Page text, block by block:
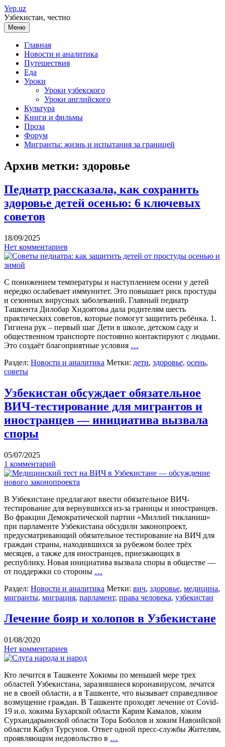
Перейти
к
содержимому
Yep.uz
Узбекистан, честно
Меню
Главная
Новости и аналитика
Путешествия
Еда
Уроки
Уроки узбекского
Уроки английского
Культура
Книги и фильмы
Проза
Форум
Мигранты: жизнь и испытания за границей
Архив метки: здоровье
Педиатр рассказала, как сохранить
здоровье детей осенью: 6 ключевых
советов
18/09/2025
Нет комментариев
С понижением температуры и наступлением осени у детей
нередко ослабевает иммунитет. Это повышает риск простуды
и сезонных вирусных заболеваний. Главный педиатр
Ташкента Дилобар Хидоятова дала родителям шесть
практических советов, которые помогут защитить ребёнка. 1.
Гигиена рук – первый шаг Дети в школе, детском саду и
общественном транспорте постоянно контактируют с людьми.
Это создаёт благоприятные условия …
Раздел: Новости и аналитика Метки: дети, здоровье, осень,
советы
Узбекистан обсуждает обязательное
ВИЧ-тестирование для мигрантов и
иностранцев — инициатива вызвала
споры
05/07/2025
1 комментарий
В Узбекистане предлагают ввести обязательное ВИЧ-
тестирование для вернувшихся из-за границы и иностранцев.
Во фракции Демократической партии «Миллий тикланиш»
при парламенте Узбекистана обсудили законопроект,
предусматривающий обязательное тестирование на ВИЧ для
граждан страны, находившихся за рубежом более трёх
месяцев, а также для иностранцев, приезжающих в
республику. Новая инициатива вызвала споры в обществе —
от поддержки со стороны …
Раздел: Новости и аналитика Метки: вич, здоровье, медицина,
мигранты, миграция, парламент, права человека, узбекистан
Лечение бояр и холопов в Узбекистане
01/08/2020
Нет комментариев
Кто лечится в Ташкенте Хокимы по меньшей мере трех
областей Узбекистана, заразившиеся коронавирусом, лечатся
не в своей области, а в Ташкенте, что вызывает справедливое
возмущение граждан. В Ташкенте проходят лечение от Covid-
19 и.о. хокима Бухарской области Карим Камалов, хоким
Сурхандарьинской области Тора Боболов и хоким Навоийской
области Кабул Турсунов. Ответ одной пресс-службы Жителям,
проявляющим недовольство в …